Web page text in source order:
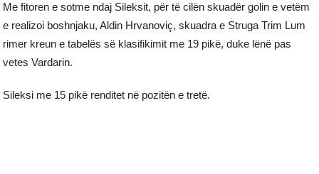
Me fitoren e sotme ndaj Sileksit, për të cilën skuadër golin e vetëm
e realizoi boshnjaku, Aldin Hrvanoviç, skuadra e Struga Trim Lum
rimer kreun e tabelës së klasifikimit me 19 pikë, duke lënë pas
vetes Vardarin.
Sileksi me 15 pikë renditet në pozitën e tretë.